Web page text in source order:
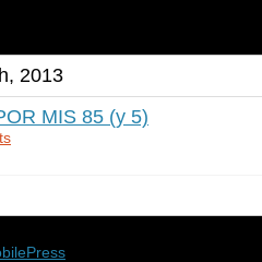
2013
MIS 85 (y 5)